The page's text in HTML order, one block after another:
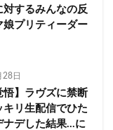
対するみんなの反
娘プリティーダー
28日
悟】ラヴズに禁断
キリ生配信でひた
ナデした結果…に